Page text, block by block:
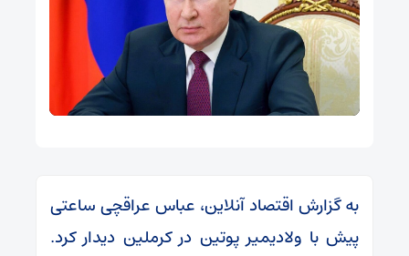
به گزارش اقتصاد آنلاین، عباس عراقچی ساعتی
پیش با ولادیمیر پوتین در کرملین دیدار کرد.